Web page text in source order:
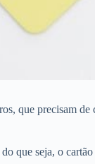
que precisam
que seja, o